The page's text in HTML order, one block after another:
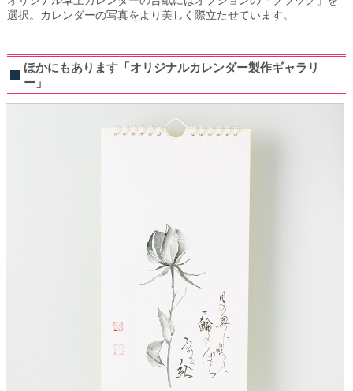
選択。カレンダーの写真をより美しく際立たせています。
ほかにもあります「オリジナルカレンダー製作ギャラリ
ー」